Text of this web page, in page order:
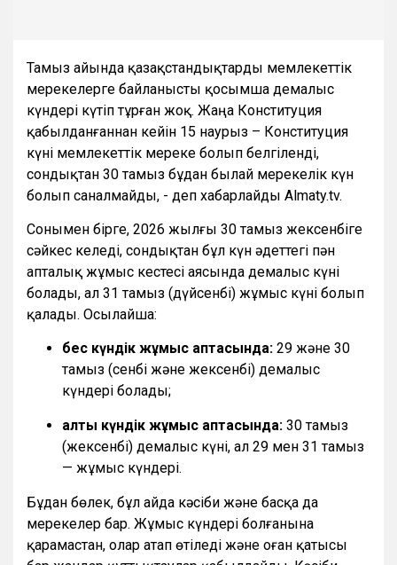
Тамыз айында қазақстандықтарды мемлекеттік
мерекелерге байланысты қосымша демалыс
күндері күтіп тұрған жоқ. Жаңа Конституция
қабылданғаннан кейін 15 наурыз – Конституция
күні мемлекеттік мереке болып белгіленді,
сондықтан 30 тамыз бұдан былай мерекелік күн
болып саналмайды, - деп хабарлайды Almaty.tv.
Сонымен бірге, 2026 жылғы 30 тамыз жексенбіге
сәйкес келеді, сондықтан бұл күн әдеттегі пән
апталық жұмыс кестесі аясында демалыс күні
болады, ал 31 тамыз (дүйсенбі) жұмыс күні болып
қалады. Осылайша:
бес күндік жұмыс аптасында: 29 және 30
тамыз (сенбі және жексенбі) демалыс
күндері болады;
алты күндік жұмыс аптасында: 30 тамыз
(жексенбі) демалыс күні, ал 29 мен 31 тамыз
— жұмыс күндері.
Бұдан бөлек, бұл айда кәсіби және басқа да
мерекелер бар. Жұмыс күндері болғанына
қарамастан, олар атап өтіледі және оған қатысы